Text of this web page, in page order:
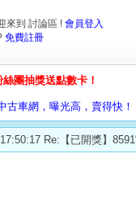
來到 討論區 ! 會員登入
免費註冊
團抽獎送點數卡！
古車網，曝光高，賣得快！
Re:【已開獎】